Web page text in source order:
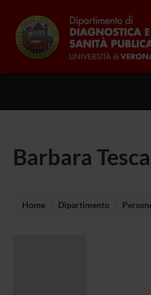
Barbara
Home Dipartimento